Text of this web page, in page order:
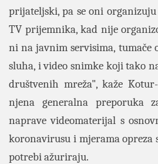
prijateljski, pa se oni
TV prijemnika, kad nije
ni na javnim servisima, tumače
sluha, i video snimke koji tako
društvenih mreža", kaže
njena generalna preporuka
naprave videomaterijal s
koronavirusu i mjerama opreza
potrebi ažuriraju.